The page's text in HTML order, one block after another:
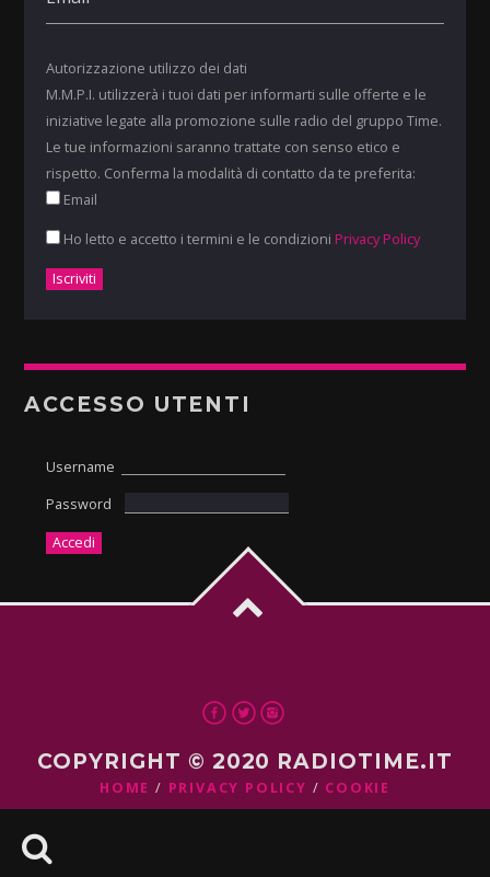
Autorizzazione utilizzo dei dati
M.M.P.I. utilizzerà i tuoi dati per informarti sulle offerte e le
iniziative legate alla promozione sulle radio del gruppo Time.
Le tue informazioni saranno trattate con senso etico e
rispetto. Conferma la modalità di contatto da te preferita:
Email
Ho letto e accetto i termini e le condizioni Privacy Policy
ACCESSO UTENTI
Username
Password
COPYRIGHT © 2020 RADIOTIME.IT
HOME PRIVACY POLICY COOKIE